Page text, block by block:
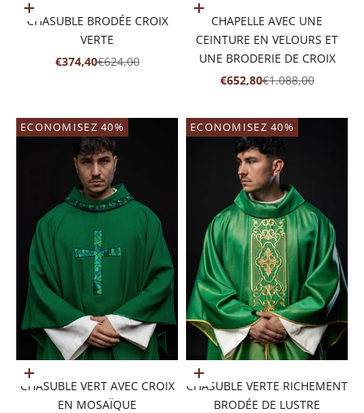
Ajouter au panier
CHASUBLE BRODÉE CROIX
VERTE
PRIX DE VENTE
€374,40PRIX NORMAL
€624,00
Choisir les options
CHAPELLE AVEC UNE
CEINTURE EN VELOURS ET
UNE BRODERIE DE CROIX
PRIX DE VENTE
€652,80PRIX NORMAL
€1.088,00
ECONOMISEZ 40%
Ajouter au panier
CHASUBLE VERT AVEC CROIX
EN MOSAÏQUE
ECONOMISEZ 40%
Ajouter au panier
CHASUBLE VERTE RICHEMENT
BRODÉE DE LUSTRE